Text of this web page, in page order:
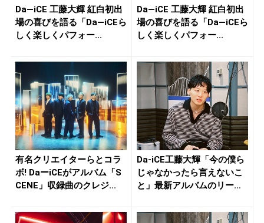
Da―iCE 工藤大輝 紅白初出
場の喜びを語る「Da―iCEら
しく楽しくパフォー...
Da―iCE 工藤大輝 紅白初出
場の喜びを語る「Da―iCEら
しく楽しくパフォー...
有名クリエイターらとコラ
ボ! DaーiCEがアルバム「S
CENE」収録曲のクレジ...
Da-iCE工藤大輝「今の僕ら
じゃなかったら言えないこ
と」最新アルバムのリード